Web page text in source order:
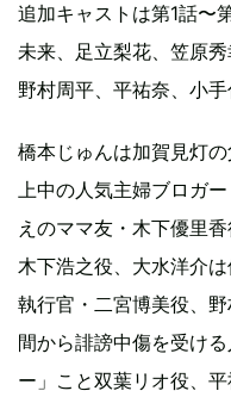
追加キャストは第1話〜
未来、足立梨花、笠原
野村周平、平祐奈、小手
橋本じゅんは加賀見灯
上中の人気主婦ブロガ
えのママ友・木下優里
木下浩之役、大水洋介
執行官・二宮博美役、
間から誹謗中傷を受け
ー」こと双葉リオ役、